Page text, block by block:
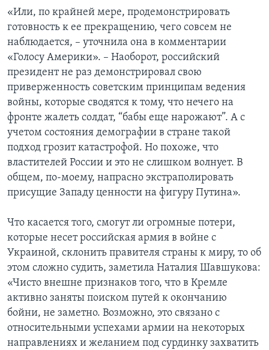
«Или, по крайней мере, продемонстрировать
готовность к ее прекращению, чего совсем не
наблюдается, – уточнила она в комментарии
«Голосу Америки». – Наоборот, российский
президент не раз демонстрировал свою
приверженность советским принципам ведения
войны, которые сводятся к тому, что нечего на
фронте жалеть солдат, “бабы еще нарожают”. А с
учетом состояния демографии в стране такой
подход грозит катастрофой. Но похоже, что
властителей России и это не слишком волнует. В
общем, по-моему, напрасно экстраполировать
присущие Западу ценности на фигуру Путина».
Что касается того, смогут ли огромные потери,
которые несет российская армия в войне с
Украиной, склонить правителя страны к миру, то об
этом сложно судить, заметила Наталия Шавшукова:
«Чисто внешне признаков того, что в Кремле
активно заняты поиском путей к окончанию
бойни, не заметно. Возможно, это связано с
относительными успехами армии на некоторых
направлениях и желанием под сурдинку захватить